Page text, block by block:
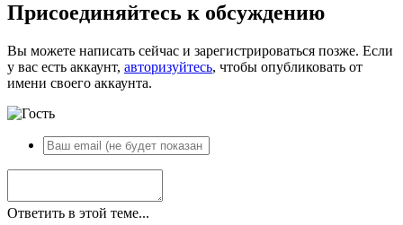
Присоединяйтесь к обсуждению
Вы можете написать сейчас и зарегистрироваться позже. Если
у вас есть аккаунт, авторизуйтесь, чтобы опубликовать от
имени своего аккаунта.
Ответить в этой теме...